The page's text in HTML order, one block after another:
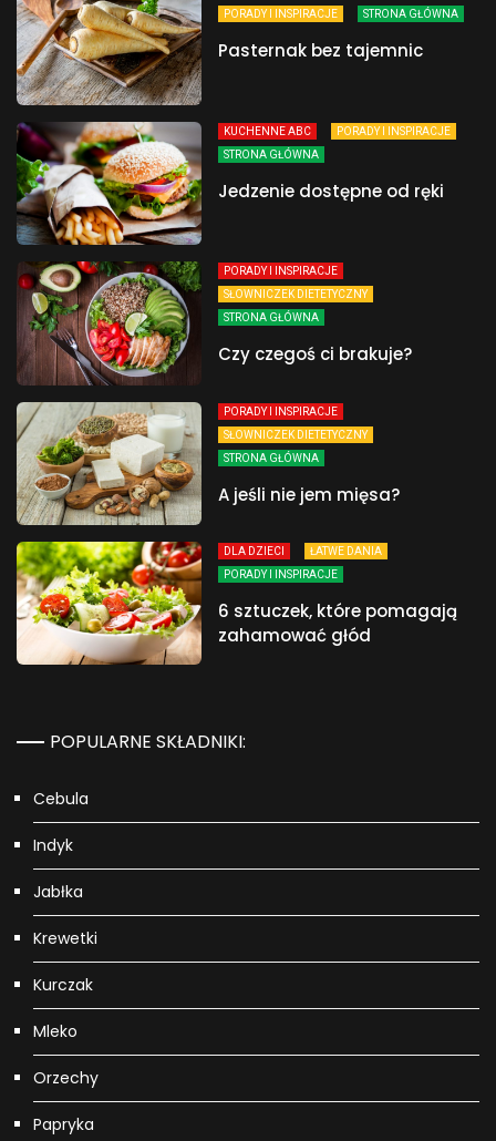
PORADY I INSPIRACJE
STRONA GŁÓWNA
Pasternak bez tajemnic
KUCHENNE ABC
PORADY I INSPIRACJE
STRONA GŁÓWNA
Jedzenie dostępne od ręki
PORADY I INSPIRACJE
SŁOWNICZEK DIETETYCZNY
STRONA GŁÓWNA
Czy czegoś ci brakuje?
PORADY I INSPIRACJE
SŁOWNICZEK DIETETYCZNY
STRONA GŁÓWNA
A jeśli nie jem mięsa?
DLA DZIECI
ŁATWE DANIA
PORADY I INSPIRACJE
6 sztuczek, które pomagają
zahamować głód
POPULARNE SKŁADNIKI:
Cebula
Indyk
Jabłka
Krewetki
Kurczak
Mleko
Orzechy
Papryka